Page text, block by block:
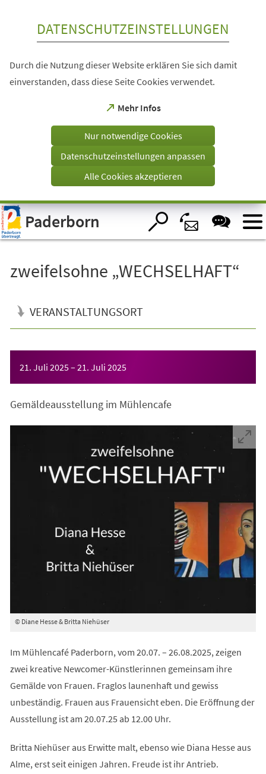
Visuelle
Assistenzsoftware
öffnen.
DATENSCHUTZEINSTELLUNGEN
Durch die Nutzung dieser Website erklären Sie sich damit
einverstanden, dass diese Seite Cookies verwendet.
Mehr Infos
(Öffnet
einem
Tab)
Nur notwendige Cookies
Datenschutzeinstellungen anpassen
Alle Cookies akzeptieren
Paderborn
zweifelsohne „WECHSELHAFT“
VERANSTALTUNGSORT
21. Juli 2025– 21. Juli 2025
Gemäldeausstellung im Mühlencafe
© Diane Hesse & Britta Niehüser
Im Mühlencafé Paderborn, vom 20.07. – 26.08.2025, zeigen
zwei kreative Newcomer-Künstlerinnen gemeinsam ihre
Gemälde von Frauen. Fraglos launenhaft und gewiss
unbeständig. Frauen aus Frauensicht eben. Die Eröffnung der
Ausstellung ist am 20.07.25 ab 12.00 Uhr.
Britta Niehüser aus Erwitte malt, ebenso wie Diana Hesse aus
Alme, erst seit einigen Jahren. Freude ist ihr Antrieb.